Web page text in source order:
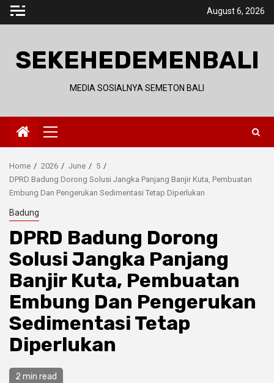
Skip
August 6, 2026
SEKEHEDEMENBALI
MEDIA SOSIALNYA SEMETON BALI
Primary
Menu
Home 2026 June
5
DPRD Badung Dorong Solusi Jangka Panjang Banjir Kuta, Pembuatan
Embung Dan Pengerukan Sedimentasi Tetap Diperlukan
Badung
DPRD Badung Dorong
Solusi Jangka Panjang
Banjir Kuta, Pembuatan
Embung Dan Pengerukan
Sedimentasi Tetap
Diperlukan
2 min read